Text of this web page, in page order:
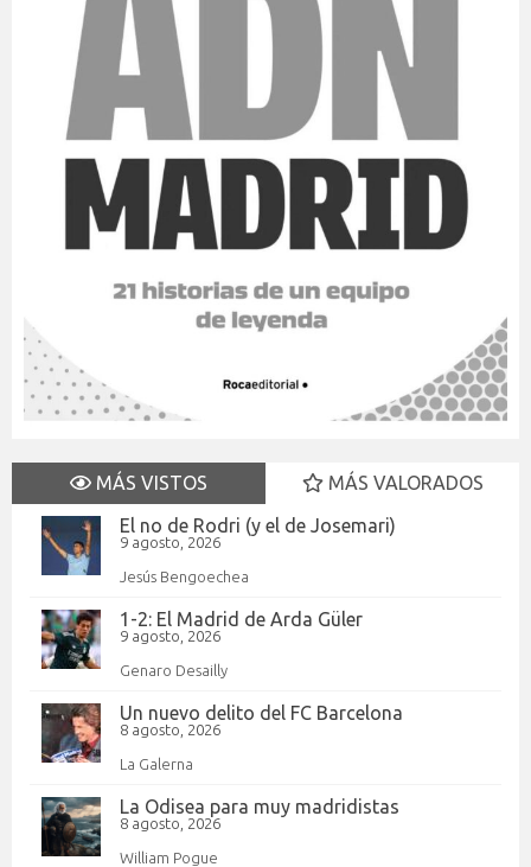
MÁS VISTOS
MÁS VALORADOS
El no de Rodri (y el de Josemari)
9 agosto, 2026
Jesús Bengoechea
1-2: El Madrid de Arda Güler
9 agosto, 2026
Genaro Desailly
Un nuevo delito del FC Barcelona
8 agosto, 2026
La Galerna
La Odisea para muy madridistas
8 agosto, 2026
William Pogue